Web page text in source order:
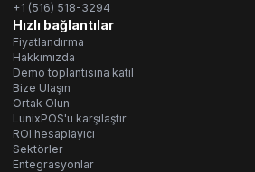
+1 (516) 518-3294
Hızlı bağlantılar
Fiyatlandırma
Hakkımızda
Demo toplantısına katıl
Bize Ulaşın
Ortak Olun
LunixPOS'u karşılaştır
ROI hesaplayıcı
Sektörler
Entegrasyonlar